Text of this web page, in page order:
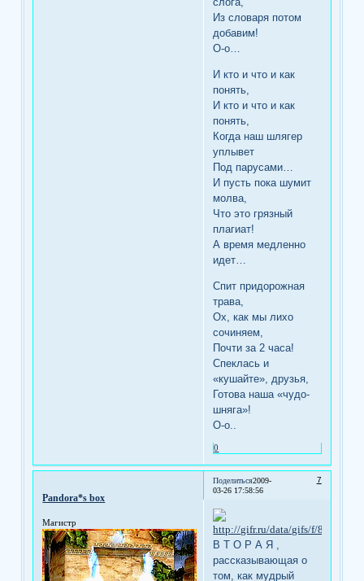
Из словаря потом
добавим!
О-о…
И кто и что и как
понять,
И кто и что и как
понять,
Когда наш шлягер
уплывет
Под парусами…
И пусть пока шумит
молва,
Что это грязный
плагиат!
А время медленно
идет…
Спит придорожная
трава,
Ох, как мы лихо
сочиняем,
Почти за 2 часа!
Спеклась и
«кушайте», друзья,
Готова наша «чудо-
шняга»!
О-о..
0
Поделиться 7
2009-
03-26 17:58:56
Pandora*s box
Магистр
В Т О Р А Я ,
рассказывающая о
том, как мудрый